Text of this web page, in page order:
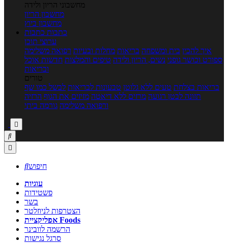
מחשבוני הריון ולידה
מחשבון הריון
מחשבון ביוץ
כתבות כתבות
ערוצי תוכן
איך להכין בית ומשפחה בריאות מחלות ובעיות רפואה משלימה
ספורט וכושר גופני נשים, הריון ולידה טיפים והמלצות חדשות אוכל
ובריאות
טורים
בריאות בצלחת טעים ללא גלוטן טבעונות לבריאות לבשל כמו שף
תזונה לבטן רגועה מרזים ללא דיאטה מזיזים את הגוף הרזיה
ורפואה משלימה גורמה ביתי



חיפוש
עוגיות
פשטידות
בשר
הצטרפות לניוזלטר
אפליקציית Foods
הרשמה לוובינר
סרגל נגישות